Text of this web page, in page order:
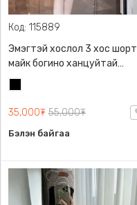
Код: 115889
Эмэгтэй хослол 3 хос шорт
майк богино ханцуйтай
пиджак, нимгэн, Салхи
нэвтрүүлдэг материалтай,
Загварлаг
35,000₮ 55,000₮
Бэлэн байгаа